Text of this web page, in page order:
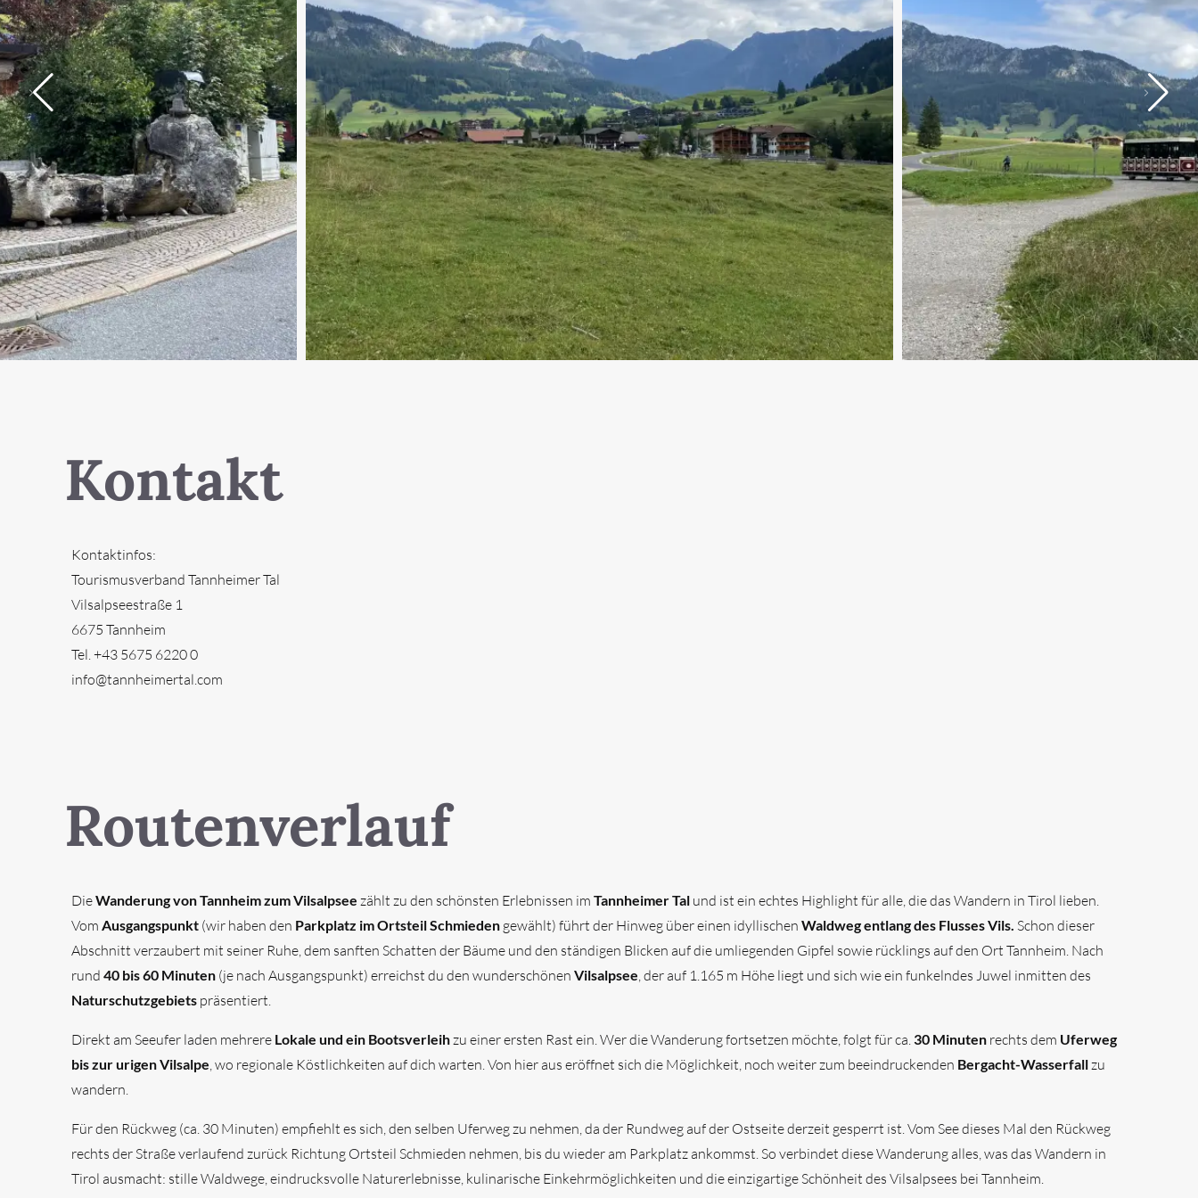
» ÜBERSICHT » SEHENSWERTES » WANDERN
INFORMATION & KONTAKT
Schnellanfrage
Highlights
Unterkünfte Wellness Adults only Urlaub mit Hund
Kontakt
Kontaktinfos:
Tourismusverband Tannheimer Tal
Vilsalpseestraße 1
6675 Tannheim
Tel. +43 5675 6220 0
info@tannheimertal.com
Routenverlauf
DieWanderung von Tannheim zum Vilsalpsee zählt zu den schönsten Erlebnissen im Tannheimer Tal und ist ein echtes Highlight für alle, die das Wandern in Tirol lieben.
Vom Ausgangspunkt (wir haben den Parkplatz im Ortsteil Schmieden gewählt) führt der Hinweg über einen idyllischen Waldweg entlang des Flusses Vils. Schon dieser
Abschnitt verzaubert mit seiner Ruhe, dem sanften Schatten der Bäume und den ständigen Blicken auf die umliegenden Gipfel sowie rücklings auf den Ort Tannheim. Nach
rund 40 bis 60 Minuten (je nach Ausgangspunkt) erreichst du den wunderschönen Vilsalpsee , der auf 1.165 m Höhe liegt und sich wie ein funkelndes Juwel inmitten des
Naturschutzgebiets präsentiert.
Direkt am Seeufer laden mehrere Lokale und ein Bootsverleihzu einer ersten Rast ein. Wer die Wanderung fortsetzen möchte, folgt für ca. 30 Minuten rechts dem Uferweg
bis zur urigen Vilsalpe , wo regionale Köstlichkeiten auf dich warten. Von hier aus eröffnet sich die Möglichkeit, noch weiter zum beeindruckenden Bergacht-Wasserfallzu
wandern.
Für den Rückweg (ca. 30 Minuten) empfiehlt es sich, den selben Uferweg zu nehmen, da der Rundweg auf der Ostseite derzeit gesperrt ist. Vom See dieses Mal den Rückweg
rechts der Straße verlaufend zurück Richtung Ortsteil Schmieden nehmen, bis du wieder am Parkplatz ankommst. So verbindet diese Wanderung alles, was das Wandern in
Tirol ausmacht: stille Waldwege, eindrucksvolle Naturerlebnisse, kulinarische Einkehrmöglichkeiten und die einzigartige Schönheit des Vilsalpsees bei Tannheim.